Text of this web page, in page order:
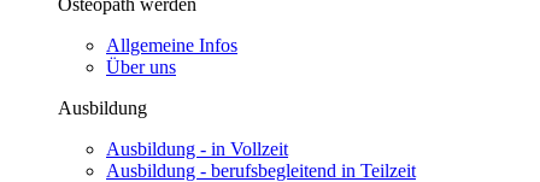
Osteopath werden
Allgemeine Infos
Über uns
Ausbildung
Ausbildung - in Vollzeit
Ausbildung - berufsbegleitend in Teilzeit